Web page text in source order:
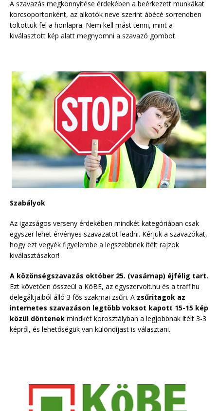
A szavazás megkönnyítése érdekében a beérkezett munkákat
korcsoportonként, az alkotók neve szerint ábécé sorrendben
töltöttük fel a honlapra. Nem kell mást tenni, mint a
kiválasztott kép alatt megnyomni a szavazó gombot.
Szabályok
Az igazságos verseny érdekében mindkét kategóriában csak
egyszer lehet érvényes szavazatot leadni. Kérjük a szavazókat,
hogy ezt vegyék figyelembe a legszebbnek ítélt rajzok
kiválasztásakor!
A közönségszavazás október 25. (vasárnap) éjfélig tart.
Ezt követően összeül a KöBE, az egyszervolt.hu és a traff.hu
delegáltjaiból álló 3 fős szakmai zsűri. A zsűritagok az
internetes szavazáson legtöbb voksot kapott 15-15 kép
közül döntenek mindkét korosztályban a legjobbnak ítélt 3-3
képről, és lehetőségük van különdíjast is választani.